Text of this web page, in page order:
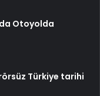
Otoyolda
Türkiye tarihi